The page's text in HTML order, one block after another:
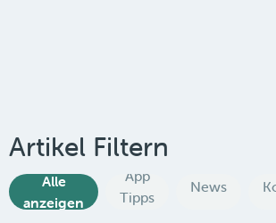
Artikel Filtern
Alle
anzeigen
App
Tipps
News